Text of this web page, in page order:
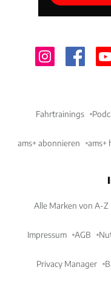
Fahrtrainings
ams+ abonnieren ams+
Alle Marken von A-Z
Impressum AGB
Privacy Manager